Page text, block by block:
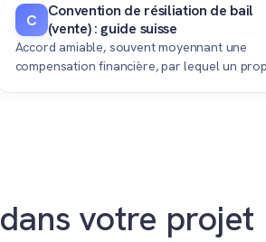
C
Convention de résiliation de bail
(vente) : guide suisse
Accord amiable, souvent moyennant une
compensation financière, par lequel un
votre projet